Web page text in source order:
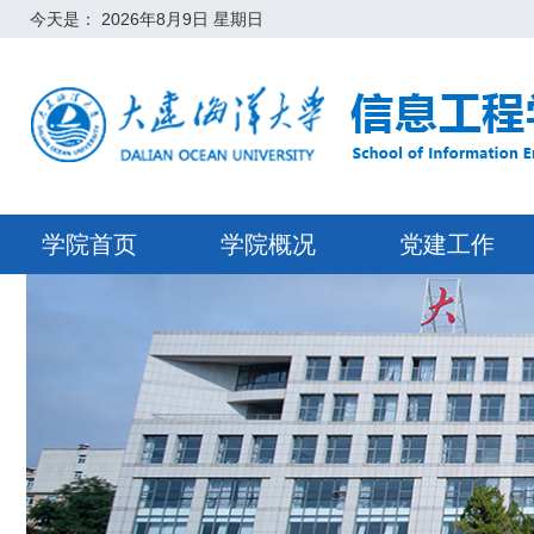
今天是： 2026年8月9日 星期日
学院首页 学院概况 党建工作